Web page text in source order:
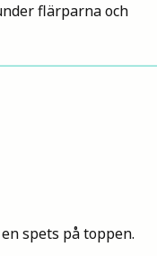
flärparna och
spets på toppen.